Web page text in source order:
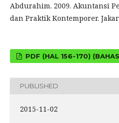
Abdurahim. 2009. Akuntansi
dan Praktik Kontemporer.
PDF (HAL 156-170)
PUBLISHED
2015-11-02